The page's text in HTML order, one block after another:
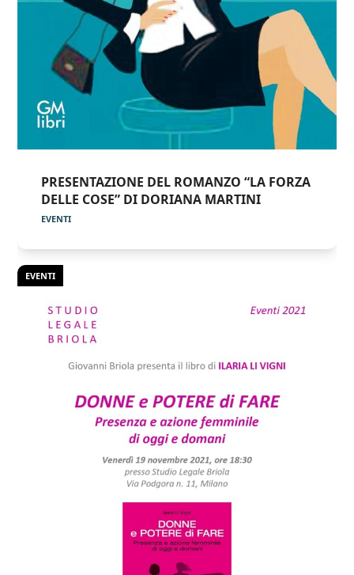
PRESENTAZIONE DEL ROMANZO “LA FORZA
DELLE COSE” DI DORIANA MARTINI
EVENTI
EVENTI